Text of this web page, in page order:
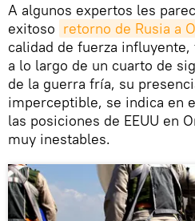
A algunos expertos les
exitoso retorno de Rusia a
calidad de fuerza
a lo largo de un cuarto de
de la guerra fría, su
imperceptible, se indica en
las posiciones de EEUU en
muy inestables.